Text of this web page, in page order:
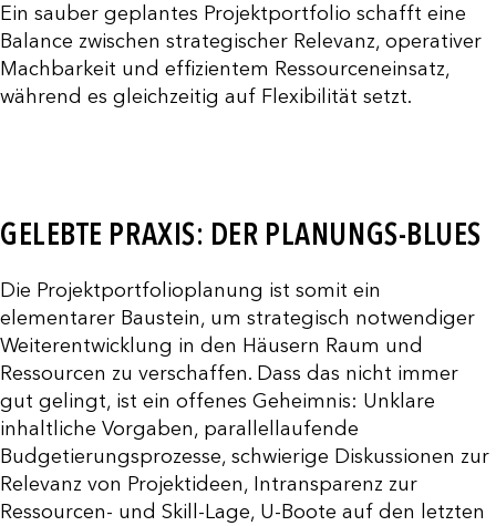
Ein sauber geplantes Projektportfolio schafft eine
Balance zwischen strategischer Relevanz, operativer
Machbarkeit und effizientem Ressourceneinsatz,
während es gleichzeitig auf Flexibilität setzt.
GELEBTE PRAXIS: DER PLANUNGS-BLUES
Die Projektportfolioplanung ist somit ein
elementarer Baustein, um strategisch notwendiger
Weiterentwicklung in den Häusern Raum und
Ressourcen zu verschaffen. Dass das nicht immer
gut gelingt, ist ein offenes Geheimnis: Unklare
inhaltliche Vorgaben, parallellaufende
Budgetierungsprozesse, schwierige Diskussionen zur
Relevanz von Projektideen, Intransparenz zur
Ressourcen- und Skill-Lage, U-Boote auf den letzten